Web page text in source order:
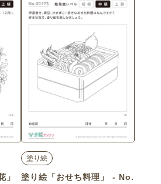
」
塗り絵
塗り絵「おせち料理」 - No.